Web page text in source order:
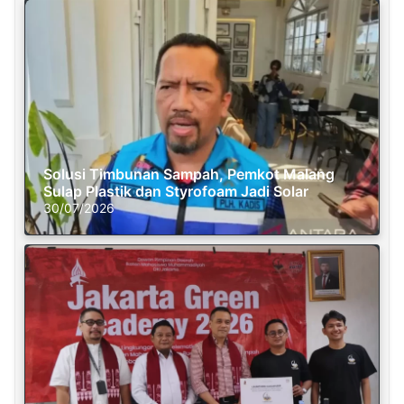
Solusi Timbunan Sampah, Pemkot Malang
Sulap Plastik dan Styrofoam Jadi Solar
30/07/2026